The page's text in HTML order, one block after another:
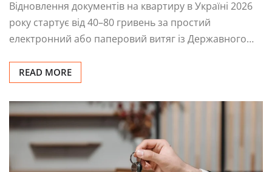
Відновлення документів на квартиру в Україні 2026
року стартує від 40–80 гривень за простий
електронний або паперовий витяг із Державного…
READ MORE